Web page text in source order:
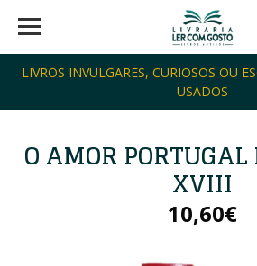
LIVROS INVULGARES, CURIOSOS OU
USADOS
O AMOR PORTUGAL
XVIII
10,60€